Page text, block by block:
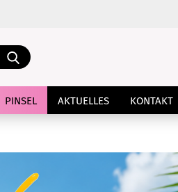
Suche...
PINSEL AKTUELLES KONTAKT